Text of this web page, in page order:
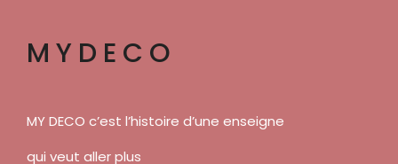
MYDECO
MY DECO c’est l’histoire d’une enseigne
qui veut aller plus